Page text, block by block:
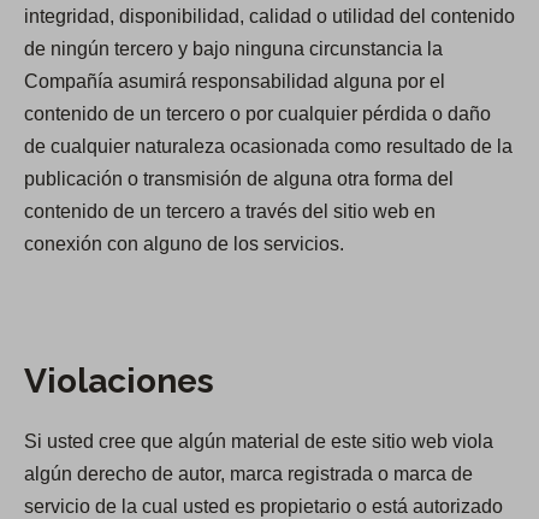
integridad, disponibilidad, calidad o utilidad del contenido
de ningún tercero y bajo ninguna circunstancia la
Compañía asumirá responsabilidad alguna por el
contenido de un tercero o por cualquier pérdida o daño
de cualquier naturaleza ocasionada como resultado de la
publicación o transmisión de alguna otra forma del
contenido de un tercero a través del sitio web en
conexión con alguno de los servicios.
Violaciones
Si usted cree que algún material de este sitio web viola
algún derecho de autor, marca registrada o marca de
servicio de la cual usted es propietario o está autorizado